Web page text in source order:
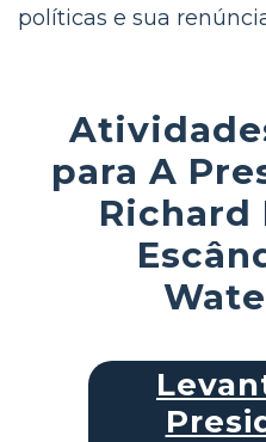
políticas e sua
para A
Richard